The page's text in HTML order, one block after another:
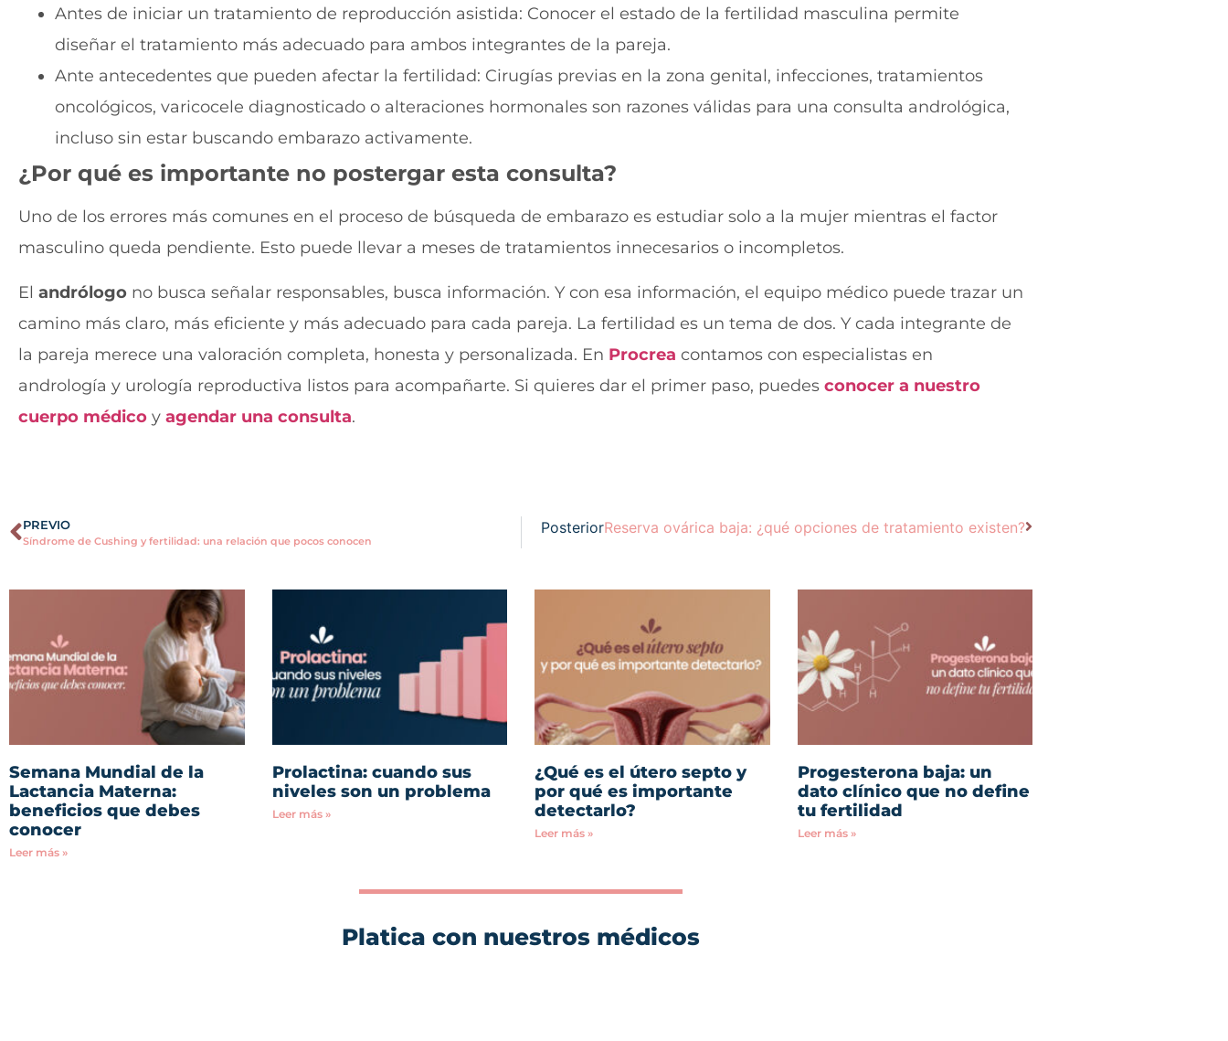
Antes de iniciar un tratamiento de reproducción asistida: Conocer el estado de la fertilidad masculina permite
diseñar el tratamiento más adecuado para ambos integrantes de la pareja.
Ante antecedentes que pueden afectar la fertilidad: Cirugías previas en la zona genital, infecciones, tratamientos
oncológicos, varicocele diagnosticado o alteraciones hormonales son razones válidas para una consulta andrológica,
incluso sin estar buscando embarazo activamente.
¿Por qué es importante no postergar esta consulta?
Uno de los errores más comunes en el proceso de búsqueda de embarazo es estudiar solo a la mujer mientras el factor
masculino queda pendiente. Esto puede llevar a meses de tratamientos innecesarios o incompletos.
El andrólogo no busca señalar responsables, busca información. Y con esa información, el equipo médico puede trazar un
camino más claro, más eficiente y más adecuado para cada pareja. La fertilidad es un tema de dos. Y cada integrante de
la pareja merece una valoración completa, honesta y personalizada. En Procrea contamos con especialistas en
andrología y urología reproductiva listos para acompañarte. Si quieres dar el primer paso, puedes conocer a nuestro
cuerpo médico y agendar una consulta.
PREVIO
Síndrome de Cushing y fertilidad: una relación que pocos conocen
PosteriorReserva ovárica baja: ¿qué opciones de tratamiento existen?
Semana Mundial de la
Lactancia Materna:
beneficios que debes
conocer
Leer más »
Prolactina: cuando sus
niveles son un problema
Leer más »
¿Qué es el útero septo y
por qué es importante
detectarlo?
Leer más »
Progesterona baja: un
dato clínico que no define
tu fertilidad
Leer más »
Platica con nuestros médicos